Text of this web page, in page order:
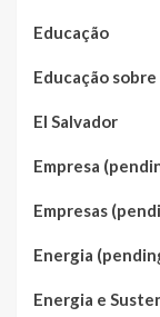
Educação
Educação
El Salvador
Empresa
Empresas
Energia
Energia e